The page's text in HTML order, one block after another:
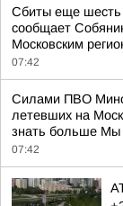
Сбиты еще шесть
сообщает
Московским
07:42
Силами ПВО
летевших на
знать больше Мы
07:42